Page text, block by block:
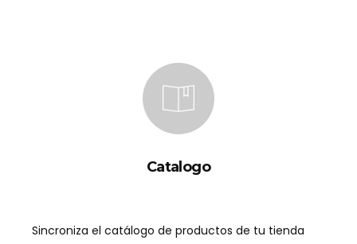
Catalogo
Sincroniza el catálogo de productos de tu tienda